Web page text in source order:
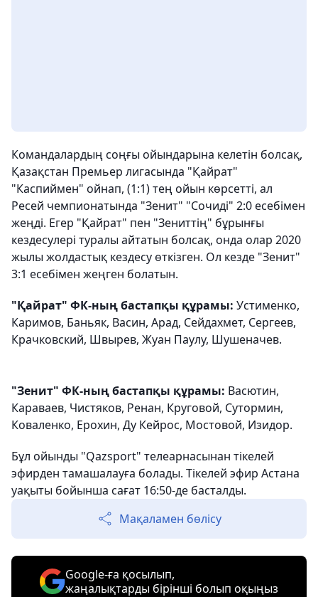
Командалардың соңғы ойындарына келетін болсақ,
Қазақстан Премьер лигасында "Қайрат"
"Каспиймен" ойнап, (1:1) тең ойын көрсетті, ал
Ресей чемпионатында "Зенит" "Сочиді" 2:0 есебімен
жеңді. Егер "Қайрат" пен "Зениттің" бұрынғы
кездесулері туралы айтатын болсақ, онда олар 2020
жылы жолдастық кездесу өткізген. Ол кезде "Зенит"
3:1 есебімен жеңген болатын.
"Қайрат" ФК-ның бастапқы құрамы: Устименко,
Каримов, Баньяк, Васин, Арад, Сейдахмет, Сергеев,
Крачковский, Швырев, Жуан Паулу, Шушеначев.
"Зенит" ФК-ның бастапқы құрамы: Васютин,
Караваев, Чистяков, Ренан, Круговой, Сутормин,
Коваленко, Ерохин, Ду Кейрос, Мостовой, Изидор.
Бұл ойынды "Qazsport" телеарнасынан тікелей
эфирден тамашалауға болады. Тікелей эфир Астана
уақыты бойынша сағат 16:50-де басталды.
Мақаламен бөлісу
Google-ға қосылып,
жаңалықтарды бірінші болып оқыңыз